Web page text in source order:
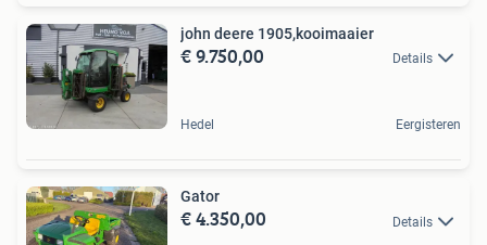
john deere 1905,kooimaaier
€ 9.750,00 Details
Hedel Eergisteren
Gator
€ 4.350,00 Details